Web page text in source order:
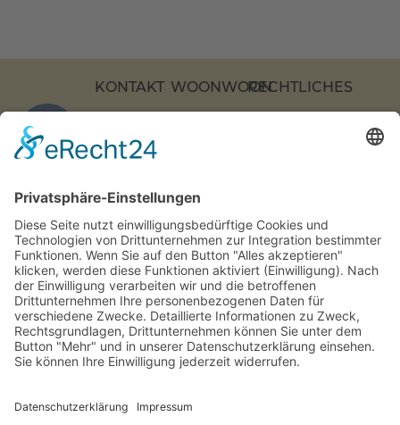
KONTAKT
KOCHSTRASSE 2
7, 10969 B
+49 (0)
30 217
86 55 0
INFO[AT]WOONWOON.DE
MONTAG-
DONNERSTAG:
9-16 UHR
FREITAG: 9-15
WOONWOON
KONTAKT
FAQs
RECHTLICHES
EINSTELLUNGEN